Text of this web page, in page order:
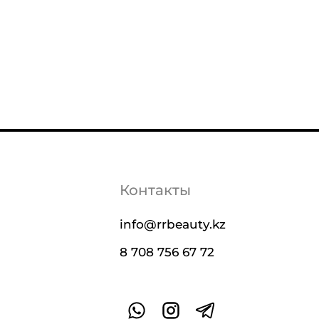
Контакты
info@rrbeauty.kz
8 708 756 67 72